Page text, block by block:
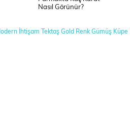
Nasıl Görünür?
İhtişam Tektaş Gold Renk Gümüş Küpe